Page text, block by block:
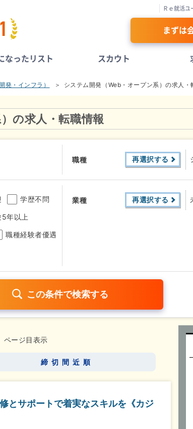
Ｒｅ就活ユ
まずは
なったリスト スカウト
発・インフラ） システム開発（Web・オープン系）の求人・
の求人・転職情報
職種 再選択する
学歴不問
年以上
職種経験者優遇
業種 再選択する
残業少なめ（1日1時間以内）
ページ目表示
締切間近順
とサポートで着実なスキルを《カジ